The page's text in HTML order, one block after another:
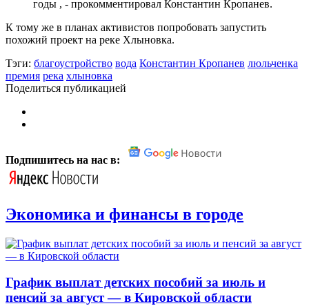
годы , - прокомментировал Константин Кропанев.
К тому же в планах активистов попробовать запустить
похожий проект на реке Хлыновка.
Тэги: благоустройство вода Константин Кропанев люльченка
премия река хлыновка
Поделиться публикацией
Подпишитесь на нас в:
Экономика и финансы в городе
График выплат детских пособий за июль и
пенсий за август — в Кировской области